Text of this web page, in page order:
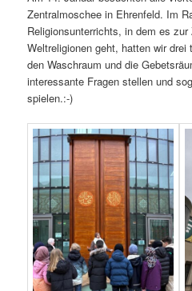
Zentralmoschee in Ehrenfeld. Im
Religionsunterrichts, in dem es
Weltreligionen geht, hatten wir
den Waschraum und die
interessante Fragen stellen und
spielen.:-)